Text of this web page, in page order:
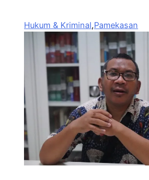
Hukum & Kriminal,Pamekasan